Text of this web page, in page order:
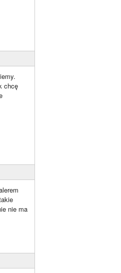
chcę
nie ma